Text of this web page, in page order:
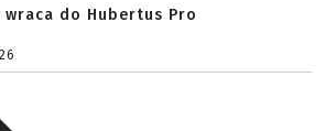
wraca do Hubertus Pro